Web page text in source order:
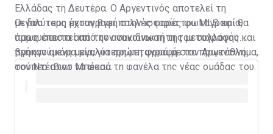
Ελλάδας τη Δευτέρα. Ο Αργεντινός αποτελεί τη
μεγαλύτερη μεταγραφή στην ιστορία του MLS και θα
παρουσιαστεί από τον συνιδιοκτήτη του συλλόγου και
προηγούμενη μεγαλύτερη μεταγραφή στο πρωτάθλημα,
τον Ντέιβιντ Μπέκαμ.
Οι δυο τους έχουν βγει πολλές φορές φωτογραφία,
όμως έπειτα από την ανακοίνωση της μεταγραφής
βγήκαν ακόμα μία, για πρώτη φορά με τον Αργεντινό
σούπερ σταρ να φορά τη φανέλα της νέας ομάδας του.